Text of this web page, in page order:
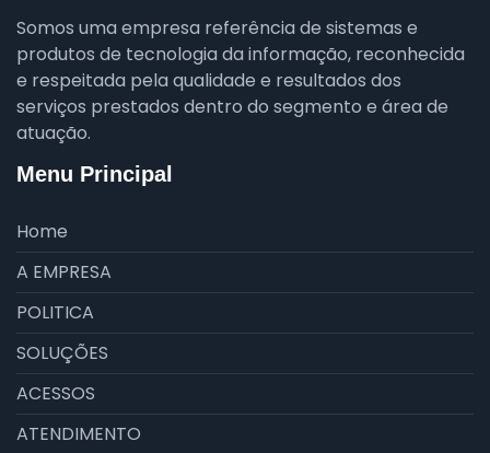
Somos uma empresa referência de sistemas e
produtos de tecnologia da informação, reconhecida
e respeitada pela qualidade e resultados dos
serviços prestados dentro do segmento e área de
atuação.
Menu Principal
Home
A EMPRESA
POLITICA
SOLUÇÕES
ACESSOS
ATENDIMENTO